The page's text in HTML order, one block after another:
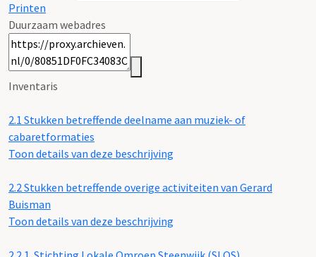
Printen
Duurzaam webadres
Inventaris
2.1 Stukken betreffende deelname aan muziek- of
cabaretformaties
Toon details van deze beschrijving
2.2Stukken betreffende overige activiteiten van Gerard
Buisman
Toon details van deze beschrijving